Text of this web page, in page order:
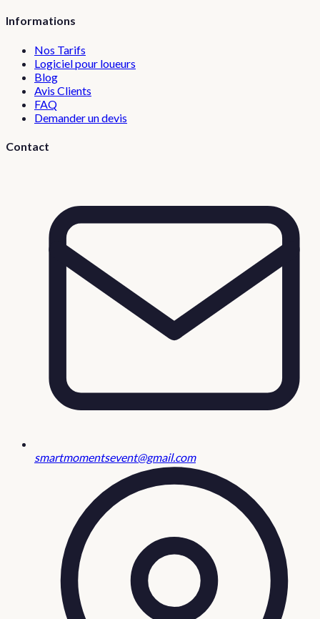
Informations
Nos Tarifs
Logiciel pour loueurs
Blog
Avis Clients
FAQ
Demander un devis
Contact
smartmomentsevent@gmail.com